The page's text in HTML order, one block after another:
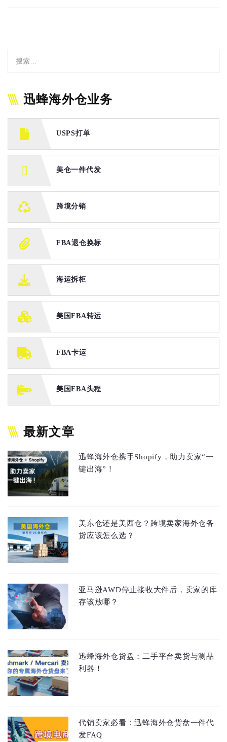
迅蜂海外仓业务
USPS打单
美仓一件代发
跨境分销
FBA退仓换标
海运拆柜
美国FBA转运
FBA卡运
美国FBA头程
最新文章
迅蜂海外仓携手Shopify，助力卖家“一
键出海”！
美东仓还是美西仓？跨境卖家海外仓备
货应该怎么选？
亚马逊AWD停止接收大件后，卖家的库
存该放哪？
迅蜂海外仓货盘：二手平台卖货与测品
利器！
代销卖家必看：迅蜂海外仓货盘一件代
发FAQ